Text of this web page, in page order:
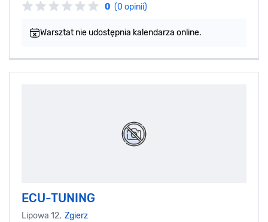
0 (0 opinii)
Warsztat nie udostępnia kalendarza online.
ECU-TUNING
Lipowa 12, Zgierz